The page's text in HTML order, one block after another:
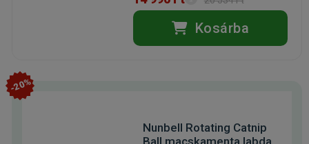
Kosárba
-20%
Nunbell Rotating Catnip